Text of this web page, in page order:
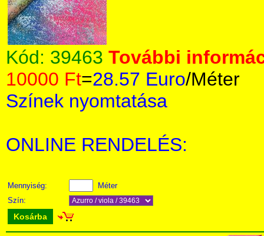
Kód: 39463 További
10000 Ft=28.57 Euro/Méter
Színek nyomtatása
ONLINE RENDELÉS:
Mennyiség:
Méter
Szín:
Kosárba